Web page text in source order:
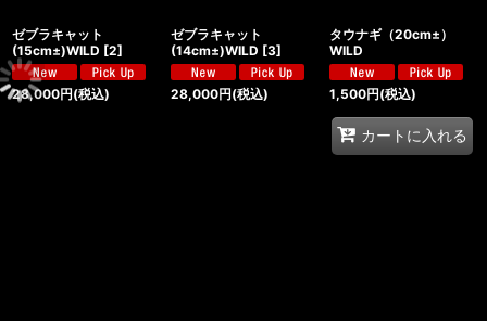
ゼブラキャット
(15cm±)WILD [2]
28,000円(税込)
ゼブラキャット
(14cm±)WILD [3]
28,000円(税込)
タウナギ（20cm±）
WILD
1,500円(税込)
カートに入れる